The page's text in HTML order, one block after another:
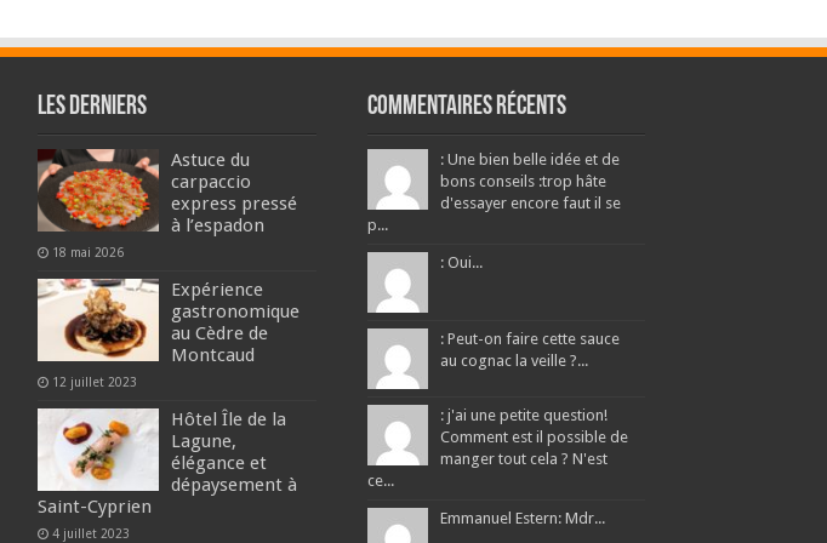
Les derniers
Astuce du
carpaccio
express pressé
à l’espadon
18 mai 2026
Expérience
gastronomique
au Cèdre de
Montcaud
12 juillet 2023
Hôtel Île de la
Lagune,
élégance et
dépaysement à
Saint-Cyprien
4 juillet 2023
Commentaires récents
: Une bien belle idée et de
bons conseils :trop hâte
d'essayer encore faut il se
p...
: Oui...
: Peut-on faire cette sauce
au cognac la veille ?...
: j'ai une petite question!
Comment est il possible de
manger tout cela ? N'est
ce...
Emmanuel Estern: Mdr...